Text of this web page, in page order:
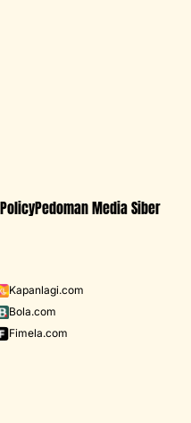
melanjutkan
Pedoman Media Siber
Kapanlagi.com
Bola.com
Fimela.com